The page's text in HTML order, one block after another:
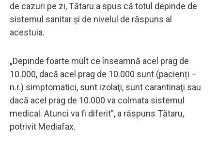
de cazuri pe zi, Tătaru a spus că totul depinde de
sistemul sanitar și de nivelul de răspuns al
acestuia.
„Depinde foarte mult ce înseamnă acel prag de
10.000, dacă acel prag de 10.000 sunt (pacienți –
n.r.) simptomatici, sunt izolaţi, sunt carantinaţi sau
dacă acel prag de 10.000 va colmata sistemul
medical. Atunci va fi diferit”, a răspuns Tătaru,
potrivit Mediafax.